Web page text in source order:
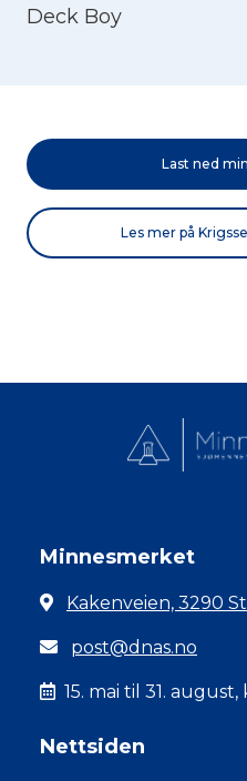
Deck Boy
Last ned
Les mer på
Minnesmerket
Kakenveien, 3290
post@dnas.no
15. mai til 31. august,
Nettsiden
Norsk bokmål